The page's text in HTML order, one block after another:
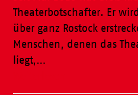
Theaterbotschafter. Er
über ganz Rostock
Menschen, denen das
liegt,…